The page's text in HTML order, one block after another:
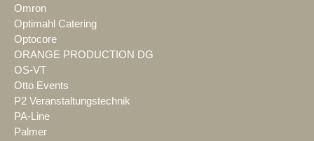
Omron
Optimahl Catering
Optocore
ORANGE PRODUCTION DG
OS-VT
Otto Events
P2 Veranstaltungstechnik
PA-Line
Palmer